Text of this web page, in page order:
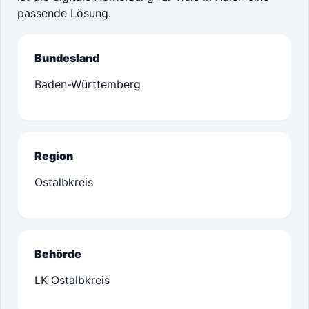
passende Lösung.
Bundesland
Baden-Württemberg
Region
Ostalbkreis
Behörde
LK Ostalbkreis